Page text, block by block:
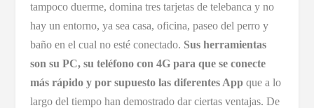
tampoco duerme, domina tres tarjetas de telebanca y no
hay un entorno, ya sea casa, oficina, paseo del perro y
baño en el cual no esté conectado. Sus herramientas
son su PC, su teléfono con 4G para que se conecte
más rápido y por supuesto las diferentes Appque a lo
largo del tiempo han demostrado dar ciertas ventajas. De